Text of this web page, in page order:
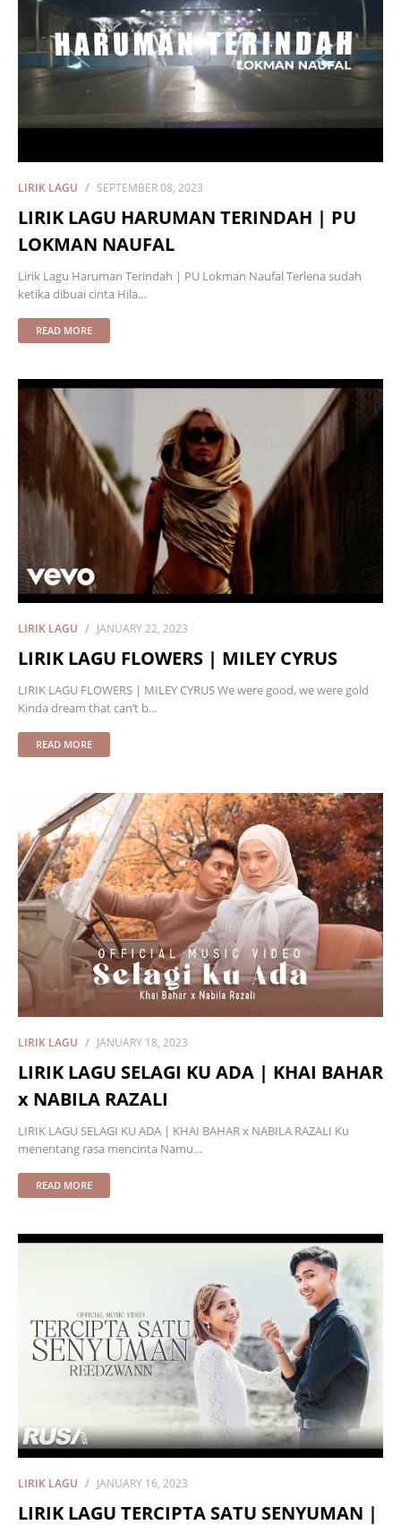
LIRIK LAGU SEPTEMBER 08, 2023
LIRIK LAGU HARUMAN TERINDAH | PU
LOKMAN NAUFAL
Lirik Lagu Haruman Terindah | PU Lokman Naufal Terlena sudah
ketika dibuai cinta Hila…
READ MORE
LIRIK LAGU JANUARY 22, 2023
LIRIK LAGU FLOWERS | MILEY CYRUS
LIRIK LAGU FLOWERS | MILEY CYRUS We were good, we were gold
Kinda dream that can’t b…
READ MORE
LIRIK LAGU JANUARY 18, 2023
LIRIK LAGU SELAGI KU ADA | KHAI BAHAR
x NABILA RAZALI
LIRIK LAGU SELAGI KU ADA | KHAI BAHAR x NABILA RAZALI Ku
menentang rasa mencinta Namu…
READ MORE
LIRIK LAGU JANUARY 16, 2023
LIRIK LAGU TERCIPTA SATU SENYUMAN |